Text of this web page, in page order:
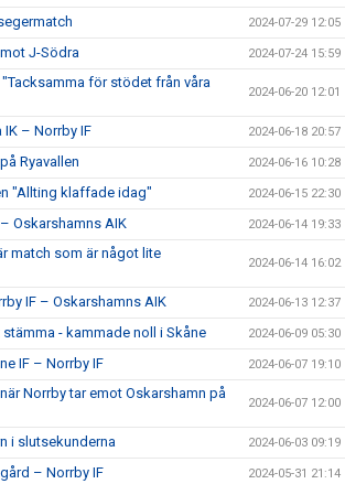
2024-07-29 12:05
J-Södra 2024-07-24 15:59
för stödet från våra
2024-06-20 12:01
– Norrby IF 2024-06-18 20:57
Ryavallen 2024-06-16 10:28
"Allting klaffade idag" 2024-06-15 22:30
Oskarshamns AIK 2024-06-14 19:33
match som är något lite
2024-06-14 16:02
IF – Oskarshamns AIK 2024-06-13 12:37
- kammade noll i Skåne 2024-06-09 05:30
IF – Norrby IF 2024-06-07 19:10
Norrby tar emot Oskarshamn på
2024-06-07 12:00
i slutsekunderna 2024-06-03 09:19
– Norrby IF 2024-05-31 21:14